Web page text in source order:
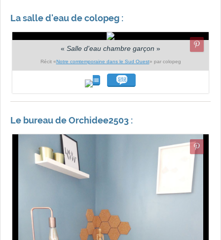
La salle d'eau de colopeg :
« Salle d'eau chambre garçon »
Récit «Notre comtemporaine dans le Sud Ouest» par colopeg
Le bureau de Orchidee2503 :